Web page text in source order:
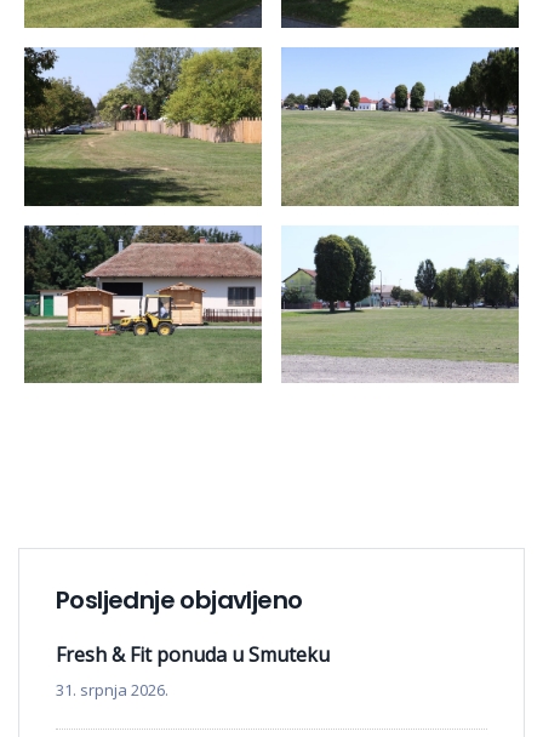
Posljednje objavljeno
Fresh & Fit ponuda u Smuteku
31. srpnja 2026.